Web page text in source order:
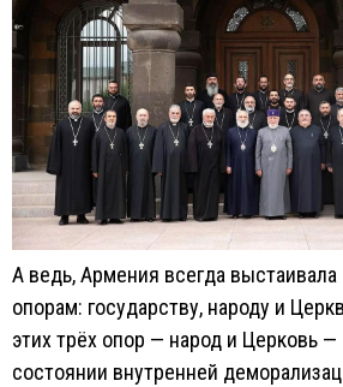
А ведь, Армения всегда выстаивала
опорам: государству, народу и
этих трёх опор — народ и Церковь
состоянии внутренней